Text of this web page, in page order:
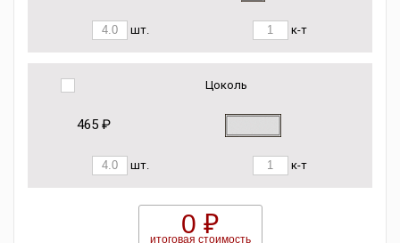
шт. к-т
Цоколь
465 ₽
шт. к-т
0 ₽
итоговая стоимость